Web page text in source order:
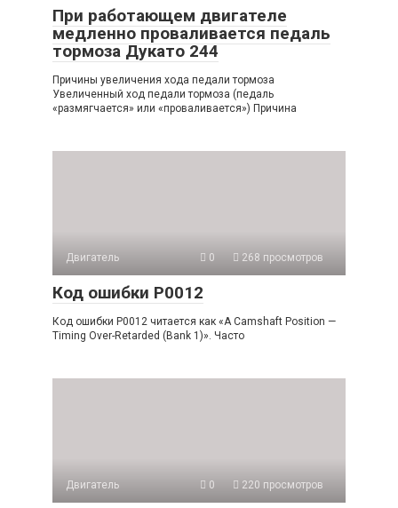
При работающем двигателе
медленно проваливается педаль
тормоза Дукато 244
Причины увеличения хода педали тормоза
Увеличенный ход педали тормоза (педаль
«размягчается» или «проваливается») Причина
Двигатель 0 268 просмотров
Код ошибки P0012
Код ошибки P0012 читается как «A Camshaft Position —
Timing Over-Retarded (Bank 1)». Часто
Двигатель 0 220 просмотров